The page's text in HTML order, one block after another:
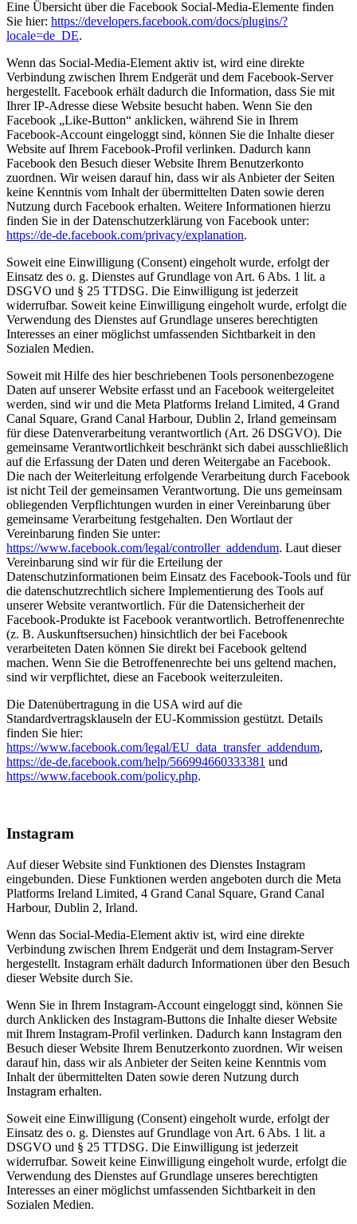
Eine Übersicht über die Facebook Social-Media-Elemente finden
Sie hier: https://developers.facebook.com/docs/plugins/?
locale=de_DE.
Wenn das Social-Media-Element aktiv ist, wird eine direkte
Verbindung zwischen Ihrem Endgerät und dem Facebook-Server
hergestellt. Facebook erhält dadurch die Information, dass Sie mit
Ihrer IP-Adresse diese Website besucht haben. Wenn Sie den
Facebook „Like-Button“ anklicken, während Sie in Ihrem
Facebook-Account eingeloggt sind, können Sie die Inhalte dieser
Website auf Ihrem Facebook-Profil verlinken. Dadurch kann
Facebook den Besuch dieser Website Ihrem Benutzerkonto
zuordnen. Wir weisen darauf hin, dass wir als Anbieter der Seiten
keine Kenntnis vom Inhalt der übermittelten Daten sowie deren
Nutzung durch Facebook erhalten. Weitere Informationen hierzu
finden Sie in der Datenschutzerklärung von Facebook unter:
https://de-de.facebook.com/privacy/explanation.
Soweit eine Einwilligung (Consent) eingeholt wurde, erfolgt der
Einsatz des o. g. Dienstes auf Grundlage von Art. 6 Abs. 1 lit. a
DSGVO und § 25 TTDSG. Die Einwilligung ist jederzeit
widerrufbar. Soweit keine Einwilligung eingeholt wurde, erfolgt die
Verwendung des Dienstes auf Grundlage unseres berechtigten
Interesses an einer möglichst umfassenden Sichtbarkeit in den
Sozialen Medien.
Soweit mit Hilfe des hier beschriebenen Tools personenbezogene
Daten auf unserer Website erfasst und an Facebook weitergeleitet
werden, sind wir und die Meta Platforms Ireland Limited, 4 Grand
Canal Square, Grand Canal Harbour, Dublin 2, Irland gemeinsam
für diese Datenverarbeitung verantwortlich (Art. 26 DSGVO). Die
gemeinsame Verantwortlichkeit beschränkt sich dabei ausschließlich
auf die Erfassung der Daten und deren Weitergabe an Facebook.
Die nach der Weiterleitung erfolgende Verarbeitung durch Facebook
ist nicht Teil der gemeinsamen Verantwortung. Die uns gemeinsam
obliegenden Verpflichtungen wurden in einer Vereinbarung über
gemeinsame Verarbeitung festgehalten. Den Wortlaut der
Vereinbarung finden Sie unter:
https://www.facebook.com/legal/controller_addendum. Laut dieser
Vereinbarung sind wir für die Erteilung der
Datenschutzinformationen beim Einsatz des Facebook-Tools und für
die datenschutzrechtlich sichere Implementierung des Tools auf
unserer Website verantwortlich. Für die Datensicherheit der
Facebook-Produkte ist Facebook verantwortlich. Betroffenenrechte
(z. B. Auskunftsersuchen) hinsichtlich der bei Facebook
verarbeiteten Daten können Sie direkt bei Facebook geltend
machen. Wenn Sie die Betroffenenrechte bei uns geltend machen,
sind wir verpflichtet, diese an Facebook weiterzuleiten.
Die Datenübertragung in die USA wird auf die
Standardvertragsklauseln der EU-Kommission gestützt. Details
finden Sie hier:
https://www.facebook.com/legal/EU_data_transfer_addendum,
https://de-de.facebook.com/help/566994660333381 und
https://www.facebook.com/policy.php.
Instagram
Auf dieser Website sind Funktionen des Dienstes Instagram
eingebunden. Diese Funktionen werden angeboten durch die Meta
Platforms Ireland Limited, 4 Grand Canal Square, Grand Canal
Harbour, Dublin 2, Irland.
Wenn das Social-Media-Element aktiv ist, wird eine direkte
Verbindung zwischen Ihrem Endgerät und dem Instagram-Server
hergestellt. Instagram erhält dadurch Informationen über den Besuch
dieser Website durch Sie.
Wenn Sie in Ihrem Instagram-Account eingeloggt sind, können Sie
durch Anklicken des Instagram-Buttons die Inhalte dieser Website
mit Ihrem Instagram-Profil verlinken. Dadurch kann Instagram den
Besuch dieser Website Ihrem Benutzerkonto zuordnen. Wir weisen
darauf hin, dass wir als Anbieter der Seiten keine Kenntnis vom
Inhalt der übermittelten Daten sowie deren Nutzung durch
Instagram erhalten.
Soweit eine Einwilligung (Consent) eingeholt wurde, erfolgt der
Einsatz des o. g. Dienstes auf Grundlage von Art. 6 Abs. 1 lit. a
DSGVO und § 25 TTDSG. Die Einwilligung ist jederzeit
widerrufbar. Soweit keine Einwilligung eingeholt wurde, erfolgt die
Verwendung des Dienstes auf Grundlage unseres berechtigten
Interesses an einer möglichst umfassenden Sichtbarkeit in den
Sozialen Medien.